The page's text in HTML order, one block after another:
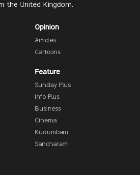
the United Kingdom.
Opinion
Articles
Cartoons
Feature
Sunday Plus
Info Plus
Business
Cinema
Kudumbam
Sancharam